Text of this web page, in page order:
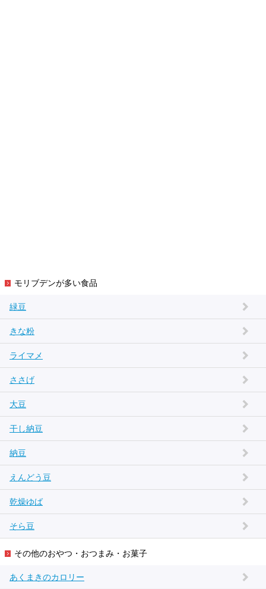
モリブデンが多い食品
緑豆
きな粉
ライマメ
ささげ
大豆
干し納豆
納豆
えんどう豆
乾燥ゆば
そら豆
その他のおやつ・おつまみ・お菓子
あくまきのカロリー